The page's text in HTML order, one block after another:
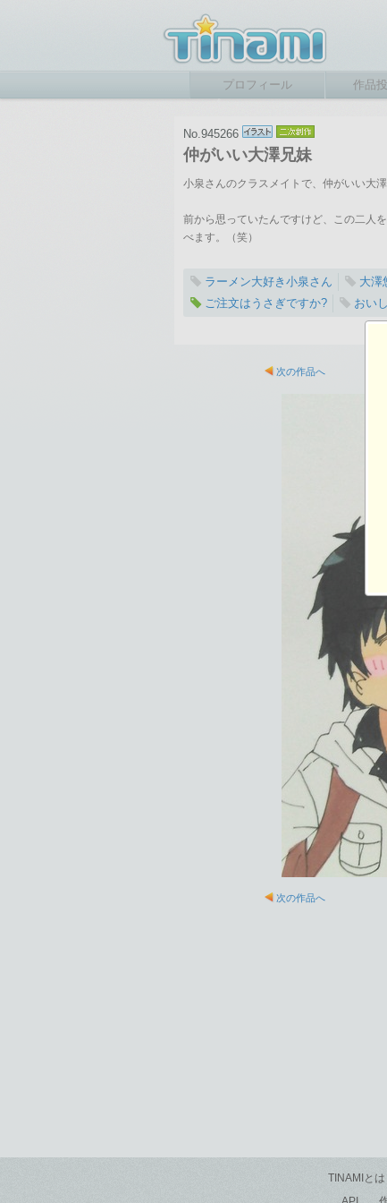
プロフィール 作品
No.945266
仲がいい大澤兄妹
小泉さんのクラスメイトで、仲がいい大
前から思っていたんですけど、この二人
べます。（笑）
ラーメン大好き小泉さん 大澤
ご注文はうさぎですか?
おい
次の作品へ
総閲覧数：1347
3264×2448ピクセ
次の作品へ
TINAMIとは